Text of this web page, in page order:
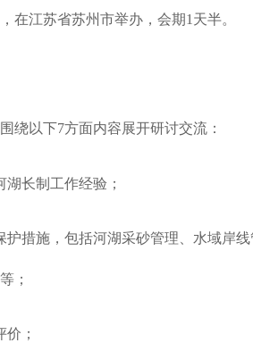
江苏省苏州市举办，会期1天半。
以下7方面内容展开研讨交流：
长制工作经验；
措施，包括河湖采砂管理、水域岸线
；
；